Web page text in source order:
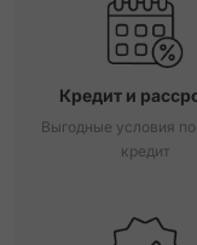
Кредит и
Выгодные условия
кредит